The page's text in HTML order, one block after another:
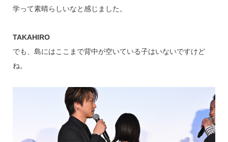
学って素晴らしいなと感じました。
TAKAHIRO
でも、島にはここまで背中が空いている子はいないですけど
ね。